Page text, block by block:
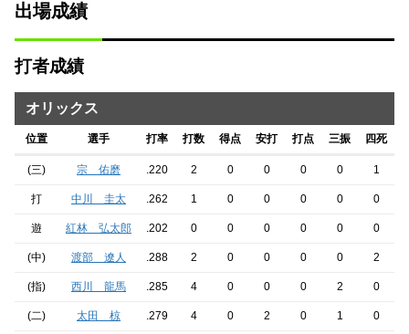
出場成績
打者成績
オリックス
位置 選手 打率 打数 得点 安打 打点 三振 四死
(三) 宗 佑磨 .220 2 0 0 0 0 1
打 中川 圭太 .262 1 0 0 0 0 0
遊 紅林 弘太郎 .202 0 0 0 0 0 0
(中) 渡部 遼人 .288 2 0 0 0 0 2
(指) 西川 龍馬 .285 4 0 0 0 2 0
(二) 太田 椋 .279 4 0 2 0 1 0